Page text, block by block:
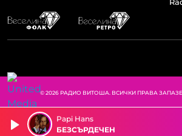
Papi Hans
БЕЗСЪРДЕЧЕН
© 2026 РАДИО ВИТОША. ВСИЧКИ ПРАВА